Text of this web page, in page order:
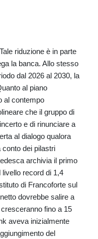
riduzione è in parte
la banca. Allo stesso
dal 2026 al 2030, la
al piano
al contempo
che il gruppo di
e di rinunciare a
al dialogo qualora
dei pilastri
archivia il primo
record di 1,4
di Francoforte sul
dovrebbe salire a
fino a 15
aveva inizialmente
del